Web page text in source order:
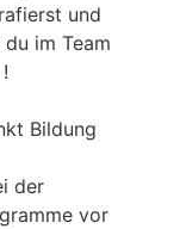
und
im Team
Bildung
der
vor